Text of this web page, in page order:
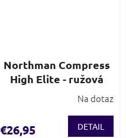
Northman Compress
High Elite - ružová
Na dotaz
€26,95 DETAIL